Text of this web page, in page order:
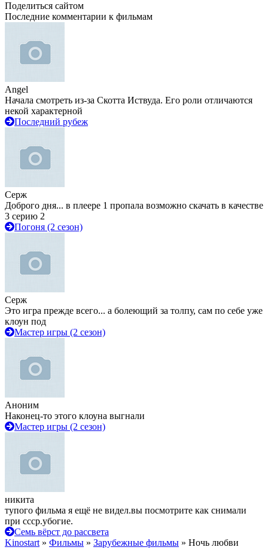
Поделиться сайтом
Последние комментарии к фильмам
Angel
Начала смотреть из-за Скотта Иствуда. Его роли отличаются
некой характерной
Последний рубеж
Серж
Доброго дня... в плеере 1 пропала возможно скачать в качестве
3 серию 2
Погоня (2 сезон)
Серж
Это игра прежде всего... а болеющий за толпу, сам по себе уже
клоун под
Мастер игры (2 сезон)
Аноним
Наконец-то этого клоуна выгнали
Мастер игры (2 сезон)
никита
тупого фильма я ещё не видел.вы посмотрите как снимали
при ссср.убогие.
Семь вёрст до рассвета
Kinostart » Фильмы » Зарубежные фильмы » Ночь любви